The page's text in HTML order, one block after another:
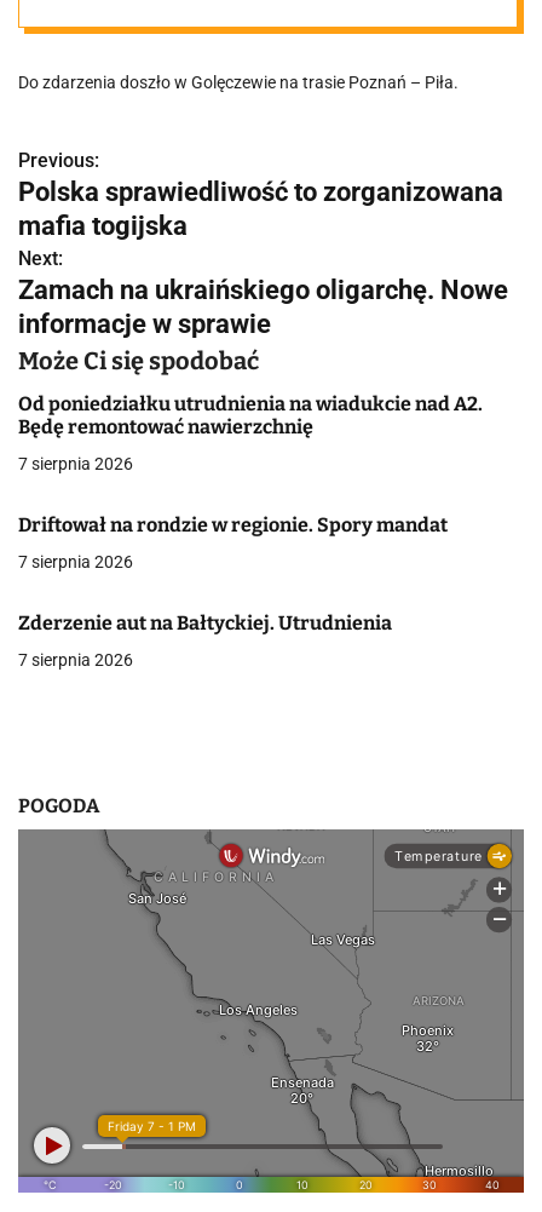
Duże korki!
Do zdarzenia doszło w Golęczewie na trasie Poznań – Piła.
N
a
w
i
g
a
c
a
p
i
Previous:
Polska sprawiedliwość to zorganizowana
mafia togijska
Next:
Zamach na ukraińskiego oligarchę. Nowe
informacje w sprawie
Może Ci się spodobać
Od poniedziałku utrudnienia na wiadukcie nad A2.
Będę remontować nawierzchnię
7 sierpnia 2026
Driftował na rondzie w regionie. Spory mandat
7 sierpnia 2026
Zderzenie aut na Bałtyckiej. Utrudnienia
7 sierpnia 2026
POGODA